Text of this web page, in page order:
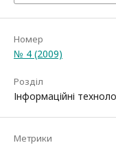
Номер
№ 4 (2009)
Розділ
Інформаційні
Метрики